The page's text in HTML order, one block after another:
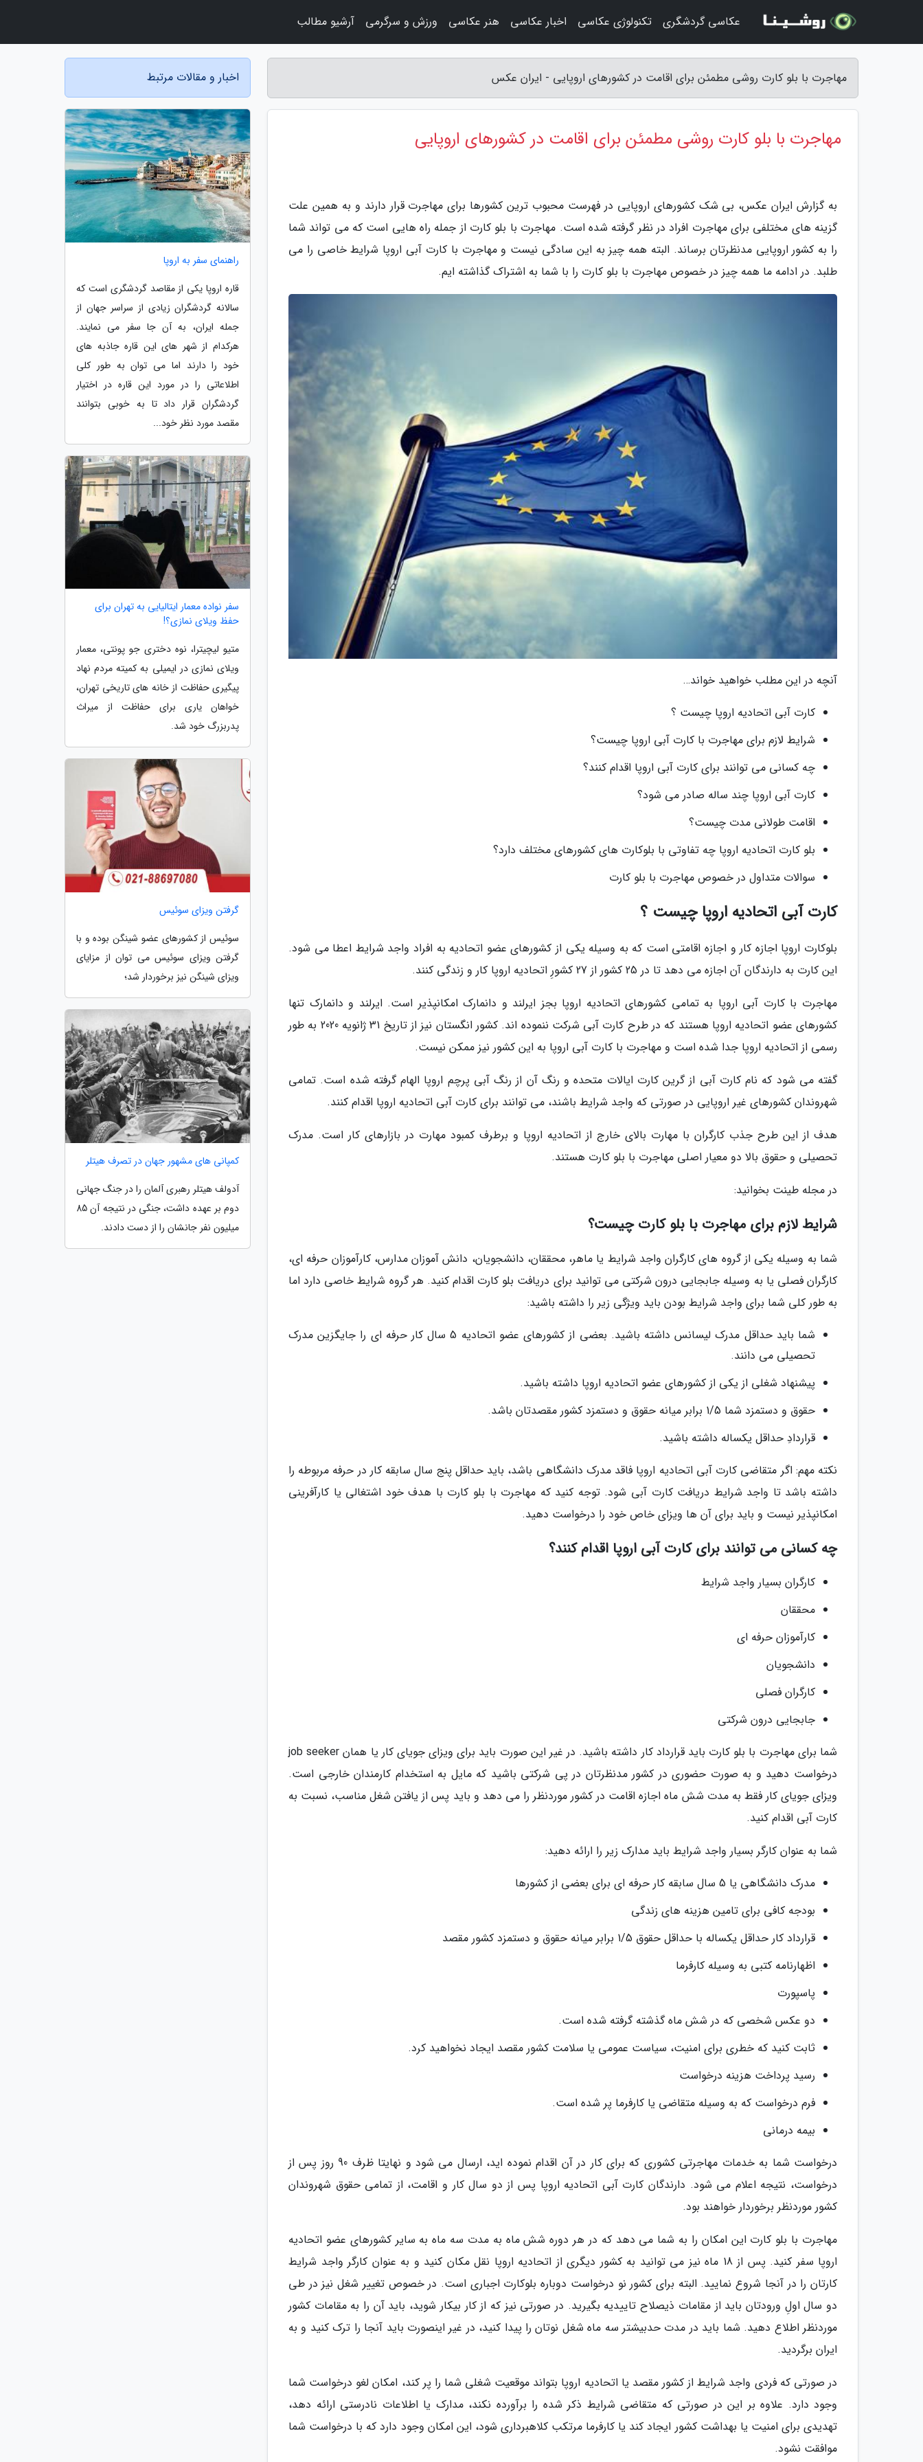
مهاجرت با بلو کارت روشی مطمئن برای اقامت در کشورهای اروپایی - ایران عکس
مهاجرت با بلو کارت روشی مطمئن برای اقامت در کشورهای اروپایی
به گزارش ایران عکس، بی شک کشورهای اروپایی در فهرست محبوب ترین کشورها برای مهاجرت قرار دارند و به همین علت
گزینه های مختلفی برای مهاجرت افراد در نظر گرفته شده است. مهاجرت با بلو کارت از جمله راه هایی است که می تواند شما
را به کشور اروپایی مدنظرتان برساند. البته همه چیز به این سادگی نیست و مهاجرت با کارت آبی اروپا شرایط خاصی را می
طلبد. در ادامه ما همه چیز در خصوص مهاجرت با بلو کارت را با شما به اشتراک گذاشته ایم.
آنچه در این مطلب خواهید خواند…
کارت آبی اتحادیه اروپا چیست ؟
شرایط لازم برای مهاجرت با کارت آبی اروپا چیست؟
چه کسانی می توانند برای کارت آبی اروپا اقدام کنند؟
کارت آبی اروپا چند ساله صادر می شود؟
اقامت طولانی مدت چیست؟
بلو کارت اتحادیه اروپا چه تفاوتی با بلوکارت های کشورهای مختلف دارد؟
سوالات متداول در خصوص مهاجرت با بلو کارت
کارت آبی اتحادیه اروپا چیست ؟
بلوکارت اروپا اجازه کار و اجازه اقامتی است که به وسیله یکی از کشورهای عضو اتحادیه به افراد واجد شرایط اعطا می شود.
این کارت به دارندگان آن اجازه می دهد تا در 25 کشور از 27 کشورِ اتحادیه اروپا کار و زندگی کنند.
مهاجرت با کارت آبی اروپا به تمامی کشورهای اتحادیه اروپا بجز ایرلند و دانمارک امکانپذیر است. ایرلند و دانمارک تنها
کشورهای عضو اتحادیه اروپا هستند که در طرح کارت آبی شرکت ننموده اند. کشور انگستان نیز از تاریخ 31 ژانویه 2020 به طور
رسمی از اتحادیه اروپا جدا شده است و مهاجرت با کارت آبی اروپا به این کشور نیز ممکن نیست.
گفته می شود که نام کارت آبی از گرین کارت ایالات متحده و رنگ آن از رنگ آبی پرچم اروپا الهام گرفته شده است. تمامی
شهروندان کشورهای غیر اروپایی در صورتی که واجد شرایط باشند، می توانند برای کارت آبی اتحادیه اروپا اقدام کنند.
هدف از این طرح جذب کارگران با مهارت بالای خارج از اتحادیه اروپا و برطرف کمبود مهارت در بازارهای کار است. مدرک
تحصیلی و حقوق بالا دو معیار اصلی مهاجرت با بلو کارت هستند.
در مجله طینت بخوانید:
شرایط لازم برای مهاجرت با بلو کارت چیست؟
شما به وسیله یکی از گروه های کارگران واجد شرایط یا ماهر، محققان، دانشجویان، دانش آموزان مدارس، کارآموزان حرفه ای،
کارگران فصلی یا به وسیله جابجایی درون شرکتی می توانید برای دریافت بلو کارت اقدام کنید. هر گروه شرایط خاصی دارد اما
به طور کلی شما برای واجد شرایط بودن باید ویژگی زیر را داشته باشید:
شما باید حداقل مدرک لیسانس داشته باشید. بعضی از کشورهای عضو اتحادیه 5 سال کار حرفه ای را جایگزین مدرک
تحصیلی می دانند.
پیشنهاد شغلی از یکی از کشورهای عضو اتحادیه اروپا داشته باشید.
حقوق و دستمزد شما 1/5 برابر میانه حقوق و دستمزد کشور مقصدتان باشد.
قراردادِ حداقل یکساله داشته باشید.
نکته مهم: اگر متقاضی کارت آبی اتحادیه اروپا فاقد مدرک دانشگاهی باشد، باید حداقل پنج سال سابقه کار در حرفه مربوطه را
داشته باشد تا واجد شرایط دریافت کارت آبی شود. توجه کنید که مهاجرت با بلو کارت با هدف خود اشتغالی یا کارآفرینی
امکانپذیر نیست و باید برای آن ها ویزای خاص خود را درخواست دهید.
چه کسانی می توانند برای کارت آبی اروپا اقدام کنند؟
کارگران بسیار واجد شرایط
محققان
کارآموزان حرفه ای
دانشجویان
کارگران فصلی
جابجایی درون شرکتی
شما برای مهاجرت با بلو کارت باید قرارداد کار داشته باشید. در غیر این صورت باید برای ویزای جویای کار یا همان job seeker
درخواست دهید و به صورت حضوری در کشور مدنظرتان در پی شرکتی باشید که مایل به استخدام کارمندان خارجی است.
ویزای جویای کار فقط به مدت شش ماه اجازه اقامت در کشور موردنظر را می دهد و باید پس از یافتن شغل مناسب، نسبت به
کارت آبی اقدام کنید.
شما به عنوان کارگر بسیار واجد شرایط باید مدارک زیر را ارائه دهید:
مدرک دانشگاهی یا 5 سال سابقه کار حرفه ای برای بعضی از کشورها
بودجه کافی برای تامین هزینه های زندگی
قرارداد کار حداقل یکساله با حداقل حقوق 1/5 برابر میانه حقوق و دستمزد کشور مقصد
اظهارنامه کتبی به وسیله کارفرما
پاسپورت
دو عکس شخصی که در شش ماه گذشته گرفته شده است.
ثابت کنید که خطری برای امنیت، سیاست عمومی یا سلامت کشور مقصد ایجاد نخواهید کرد.
رسید پرداخت هزینه درخواست
فرم درخواست که به وسیله متقاضی یا کارفرما پر شده است.
بیمه درمانی
درخواست شما به خدمات مهاجرتی کشوری که برای کار در آن اقدام نموده اید، ارسال می شود و نهایتا ظرف 90 روز پس از
درخواست، نتیجه اعلام می شود. دارندگان کارت آبی اتحادیه اروپا پس از دو سال کار و اقامت، از تمامی حقوق شهروندان
کشور موردنظر برخوردار خواهند بود.
مهاجرت با بلو کارت این امکان را به شما می دهد که در هر دوره شش ماه به مدت سه ماه به سایر کشورهای عضو اتحادیه
اروپا سفر کنید. پس از 18 ماه نیز می توانید به کشور دیگری از اتحادیه اروپا نقل مکان کنید و به عنوان کارگر واجد شرایط
کارتان را در آنجا شروع نمایید. البته برای کشور نو درخواست دوباره بلوکارت اجباری است. در خصوص تغییر شغل نیز در طی
دو سال اولِ ورودتان باید از مقامات ذیصلاح تاییدیه بگیرید. در صورتی نیز که از کار بیکار شوید، باید آن را به مقامات کشور
موردنظر اطلاع دهید. شما باید در مدت حدبیشتر سه ماه شغل نوتان را پیدا کنید، در غیر اینصورت باید آنجا را ترک کنید و به
ایران برگردید.
در صورتی که فردی واجد شرایط از کشور مقصد یا اتحادیه اروپا بتواند موقعیت شغلی شما را پر کند، امکان لغو درخواست شما
وجود دارد. علاوه بر این در صورتی که متقاضی شرایط ذکر شده را برآورده نکند، مدارک یا اطلاعات نادرستی ارائه دهد،
تهدیدی برای امنیت یا بهداشت کشور ایجاد کند یا کارفرما مرتکب کلاهبرداری شود، این امکان وجود دارد که با درخواست شما
موافقت نشود.
اخبار و مقالات مرتبط
راهنمای سفر به اروپا
قاره اروپا یکی از مقاصد گردشگری است که
سالانه گردشگران زیادی از سراسر جهان از
جمله ایران، به آن جا سفر می نمایند.
هرکدام از شهر های این قاره جاذبه های
خود را دارند اما می توان به طور کلی
اطلاعاتی را در مورد این قاره در اختیار
گردشگران قرار داد تا به خوبی بتوانند
مقصد مورد نظر خود...
سفر نواده معمار ایتالیایی به تهران برای
حفظ ویلای نمازی؟!
متیو لیچیترا، نوه دختری جو پونتی، معمار
ویلای نمازی در ایمیلی به کمیته مردم نهاد
پیگیری حفاظت از خانه های تاریخی تهران،
خواهان یاری برای حفاظت از میراث
پدربزرگ خود شد.
گرفتن ویزای سوئیس
سوئیس از کشورهای عضو شینگن بوده و با
گرفتن ویزای سوئیس می توان از مزایای
ویزای شینگن نیز برخوردار شد؛
کمپانی های مشهور جهان در تصرف هیتلر
آدولف هیتلر رهبری آلمان را در جنگ جهانی
دوم بر عهده داشت، جنگی در نتیجه آن 85
میلیون نفر جانشان را از دست دادند.
عکاسی گردشگری تکنولوژی عکاسی اخبار عکاسی هنر عکاسی ورزش و سرگرمی آرشیو مطالب